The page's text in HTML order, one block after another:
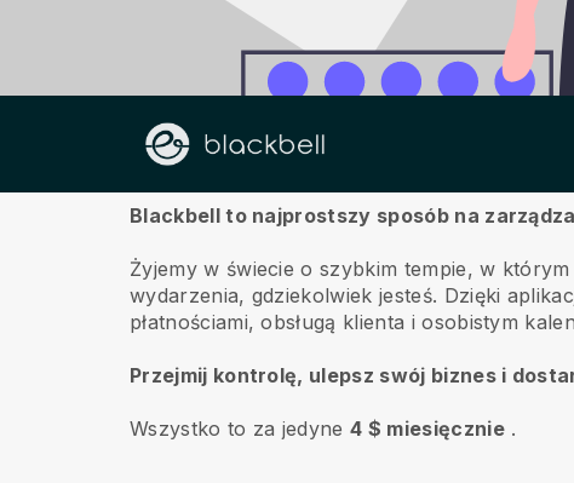
O nas
Blackbell to najprostszy sposób na
Żyjemy w świecie o szybkim tempie, w
wydarzenia, gdziekolwiek jesteś. Dzięki
płatnościami, obsługą klienta i osobistym
Przejmij kontrolę, ulepsz swój biznes i
Wszystko to za jedyne4 $ miesięcznie.